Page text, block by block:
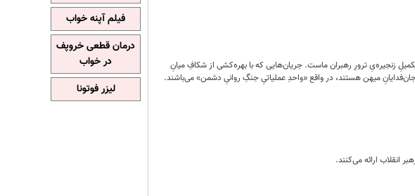
زنجیره‌یِ ترورِ رهبران ماست. جریان‌هایی که با بهره‌کشی از شکافِ میانِ
میهن هستند، در واقع «واحدِ عملیاتیِ جنگِ روانیِ دشمن» می‌باشند.
انقلاب ارائه می‌کنند.
فیلم آپنه خواب
درمان قطعی خروپف
در خواب
لیزر فوتونا